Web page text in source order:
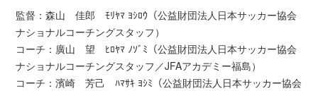
監督：森山 佳郎 ﾓﾘﾔﾏ ﾖｼﾛｳ（公益財団法人日本サッカー協会
ナショナルコーチングスタッフ）
コーチ：廣山 望 ﾋﾛﾔﾏ ﾉｿﾞﾐ（公益財団法人日本サッカー協会
ナショナルコーチングスタッフ／JFAアカデミー福島）
コーチ：濱崎 芳己 ﾊﾏｻｷ ﾖｼﾐ（公益財団法人日本サッカー協会